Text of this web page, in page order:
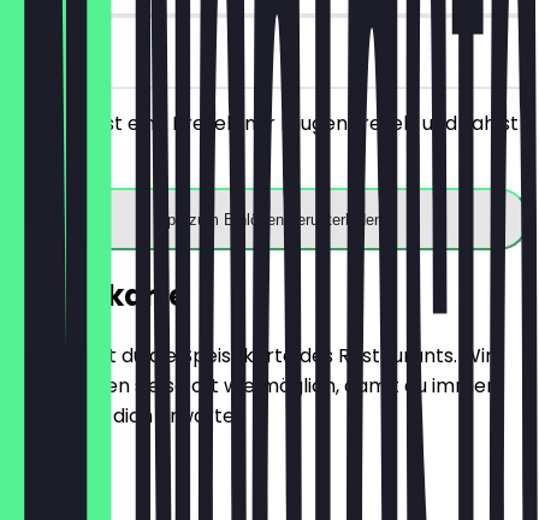
vor Ort
Du bestellst eine Brezel (nur Laugenbrezel) und zahlst
nur 1€.
App zum Einlösen herunterladen
Speisekarte
Hier findest du die Speisekarte des Restaurants. Wir
aktualisieren sie so oft wie möglich, damit du immer
weißt, was dich erwartet.